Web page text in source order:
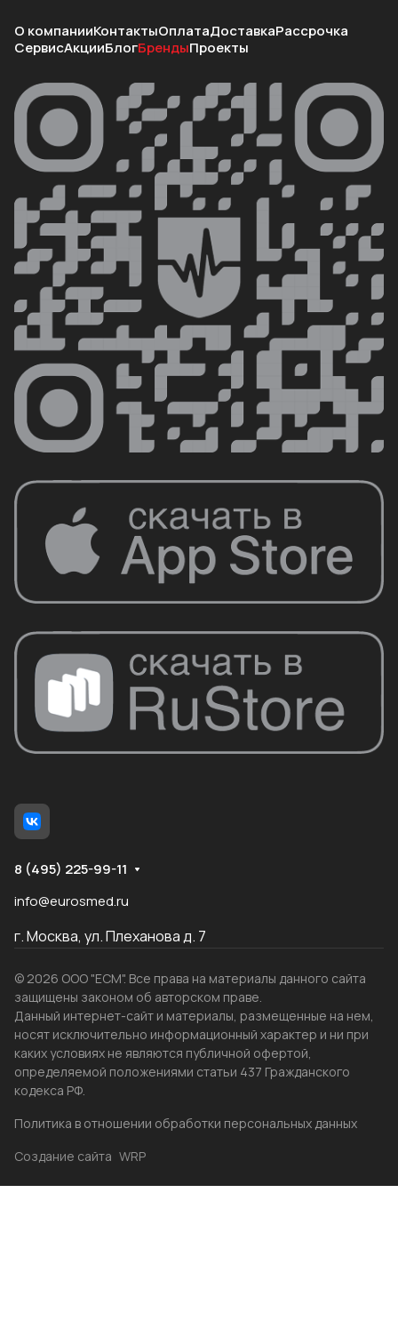
О компанииКонтактыОплатаДоставкаРассрочка
СервисАкцииБлогБрендыПроекты
8 (495) 225-99-11
info@eurosmed.ru
г. Москва, ул. Плеханова д. 7
© 2026 ООО "ЕСМ". Все права на материалы данного сайта
защищены законом об авторском праве.
Данный интернет-сайт и материалы, размещенные на нем,
носят исключительно информационный характер и ни при
каких условиях не являются публичной офертой,
определяемой положениями статьи 437 Гражданского
кодекса РФ.
Политика в отношении обработки персональных данных
Создание сайта WRP